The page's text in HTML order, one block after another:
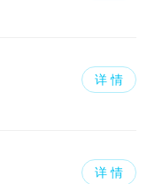
详 情
详 情